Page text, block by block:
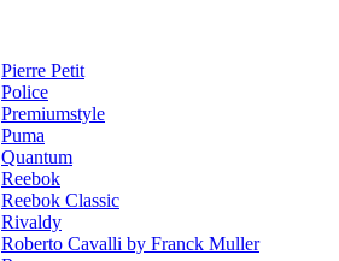
Pierre Petit
Police
Premiumstyle
Puma
Quantum
Reebok
Reebok Classic
Rivaldy
Roberto Cavalli by Franck Muller